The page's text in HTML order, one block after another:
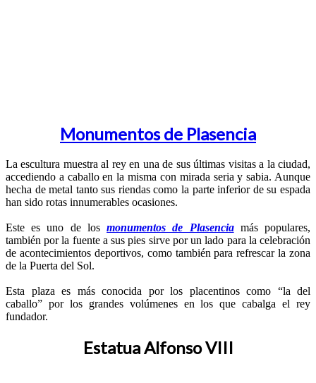
Monumentos de Plasencia
La escultura muestra al rey en una de sus últimas visitas a la ciudad,
accediendo a caballo en la misma con mirada seria y sabia. Aunque
hecha de metal tanto sus riendas como la parte inferior de su espada
han sido rotas innumerables ocasiones.
Este es uno de losmonumentos de Plasenciamás populares,
también por la fuente a sus pies sirve por un lado para la celebración
de acontecimientos deportivos, como también para refrescar la zona
de la Puerta del Sol.
Esta plaza es más conocida por los placentinos como “la del
caballo” por los grandes volúmenes en los que cabalga el rey
fundador.
Estatua Alfonso VIII